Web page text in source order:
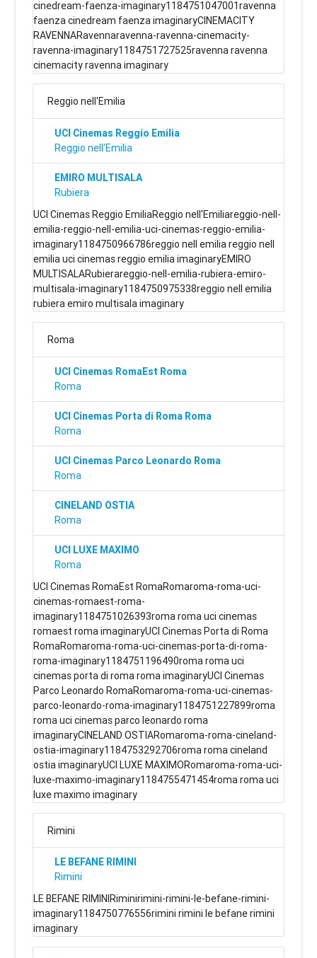
cinedream-faenza-imaginary1184751047001ravenna
faenza cinedream faenza imaginaryCINEMACITY
RAVENNARavennaravenna-ravenna-cinemacity-
ravenna-imaginary1184751727525ravenna ravenna
cinemacity ravenna imaginary
Reggio nell'Emilia
UCI Cinemas Reggio Emilia
Reggio nell'Emilia
EMIRO MULTISALA
Rubiera
UCI Cinemas Reggio EmiliaReggio nell'Emiliareggio-nell-
emilia-reggio-nell-emilia-uci-cinemas-reggio-emilia-
imaginary1184750966786reggio nell emilia reggio nell
emilia uci cinemas reggio emilia imaginaryEMIRO
MULTISALARubierareggio-nell-emilia-rubiera-emiro-
multisala-imaginary1184750975338reggio nell emilia
rubiera emiro multisala imaginary
Roma
UCI Cinemas RomaEst Roma
Roma
UCI Cinemas Porta di Roma Roma
Roma
UCI Cinemas Parco Leonardo Roma
Roma
CINELAND OSTIA
Roma
UCI LUXE MAXIMO
Roma
UCI Cinemas RomaEst RomaRomaroma-roma-uci-
cinemas-romaest-roma-
imaginary1184751026393roma roma uci cinemas
romaest roma imaginaryUCI Cinemas Porta di Roma
RomaRomaroma-roma-uci-cinemas-porta-di-roma-
roma-imaginary1184751196490roma roma uci
cinemas porta di roma roma imaginaryUCI Cinemas
Parco Leonardo RomaRomaroma-roma-uci-cinemas-
parco-leonardo-roma-imaginary1184751227899roma
roma uci cinemas parco leonardo roma
imaginaryCINELAND OSTIARomaroma-roma-cineland-
ostia-imaginary1184753292706roma roma cineland
ostia imaginaryUCI LUXE MAXIMORomaroma-roma-uci-
luxe-maximo-imaginary1184755471454roma roma uci
luxe maximo imaginary
Rimini
LE BEFANE RIMINI
Rimini
LE BEFANE RIMINIRiminirimini-rimini-le-befane-rimini-
imaginary1184750776556rimini rimini le befane rimini
imaginary